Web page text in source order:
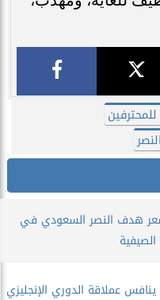
هدف النصر السعودي في
عملاقة الدوري الإنجليزي